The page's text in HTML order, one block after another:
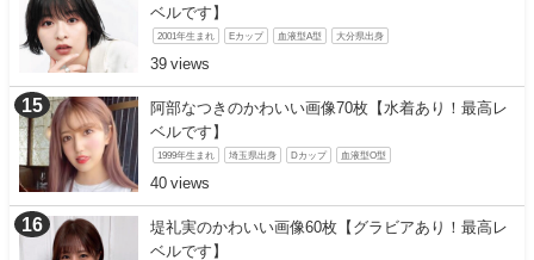
ベルです】
2001年生まれ Eカップ 血液型A型 大分県出身
39
阿部なつきのかわいい画像70枚【水着あり！最高レ
ベルです】
1999年生まれ 埼玉県出身 Dカップ 血液型O型
40
堤礼実のかわいい画像60枚【グラビアあり！最高レ
ベルです】